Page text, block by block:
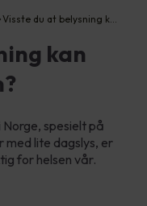
Visste du at belysning k…
kan
spesielt på
lite dagslys, er
for helsen vår.